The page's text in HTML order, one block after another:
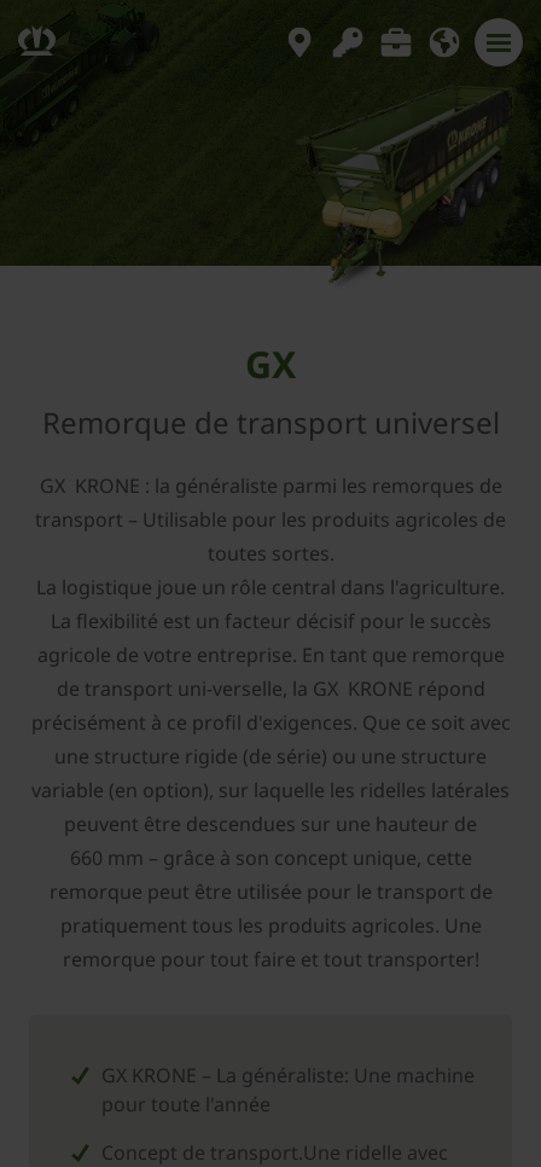
GX
Remorque de transport universel
GX KRONE : la généraliste parmi les remorques de
transport – Utilisable pour les produits agricoles de
toutes sortes.
La logistique joue un rôle central dans l'agriculture.
La flexibilité est un facteur décisif pour le succès
agricole de votre entreprise. En tant que remorque
de transport uni-verselle, la GX KRONE répond
précisément à ce profil d'exigences. Que ce soit avec
une structure rigide (de série) ou une structure
variable (en option), sur laquelle les ridelles latérales
peuvent être descendues sur une hauteur de
660 mm – grâce à son concept unique, cette
remorque peut être utilisée pour le transport de
pratiquement tous les produits agricoles. Une
remorque pour tout faire et tout transporter!
GX KRONE – La généraliste: Une machine
pour toute l'année
Concept de transport.Une ridelle avec